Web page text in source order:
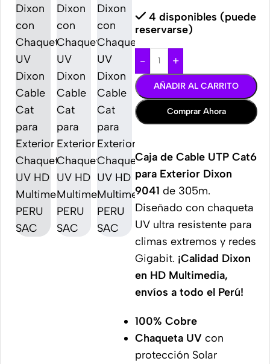
4 disponibles (puede
reservarse)
- +
AÑADIR AL CARRITO
Comprar Ahora
Caja de Cable UTP Cat6
para Exterior Dixon
9041 de 305m.
Diseñado con chaqueta
UV ultra resistente para
climas extremos y redes
Gigabit. ¡Calidad Dixon
en HD Multimedia,
envíos a todo el Perú!
100% Cobre
Chaqueta UV con
protección Solar